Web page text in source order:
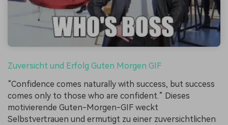
Zuversicht und Erfolg Guten Morgen GIF
“Confidence comes naturally with success, but success
comes only to those who are confident.” Dieses
motivierende Guten-Morgen-GIF weckt
Selbstvertrauen und ermutigt zu einer zuversichtlichen